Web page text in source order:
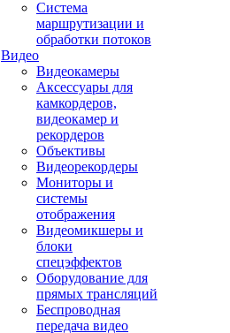
Система
маршрутизации и
обработки потоков
Видео
Видеокамеры
Аксессуары для
камкордеров,
видеокамер и
рекордеров
Объективы
Видеорекордеры
Мониторы и
системы
отображения
Видеомикшеры и
блоки
спецэффектов
Оборудование для
прямых трансляций
Беспроводная
передача видео